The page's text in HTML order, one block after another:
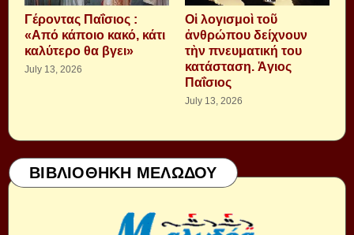
Γέροντας Παΐσιος :
«Από κάποιο κακό, κάτι
καλύτερο θα βγει»
July 13, 2026
Οἱ λογισμοὶ τοῦ
ἀνθρώπου δείχνουν
τὴν πνευματική του
κατάσταση. Ἁγιος
Παΐσιος
July 13, 2026
ΒΙΒΛΙΟΘΗΚΗ ΜΕΛΩΔΟΥ